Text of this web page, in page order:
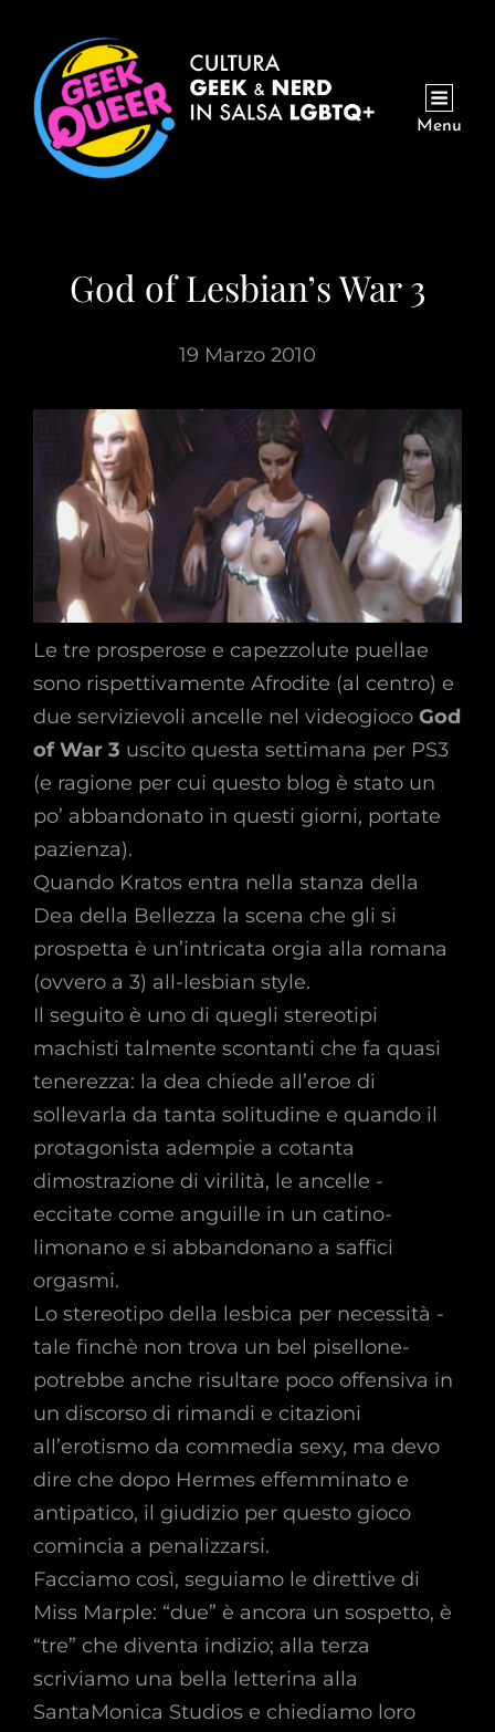
Menu
God of Lesbian’s War 3
19 Marzo 2010
Le tre prosperose e capezzolute puellae
sono rispettivamente Afrodite (al centro) e
due servizievoli ancelle nel videogioco God
of War 3 uscito questa settimana per PS3
(e ragione per cui questo blog è stato un
po’ abbandonato in questi giorni, portate
pazienza).
Quando Kratos entra nella stanza della
Dea della Bellezza la scena che gli si
prospetta è un’intricata orgia alla romana
(ovvero a 3) all-lesbian style.
Il seguito è uno di quegli stereotipi
machisti talmente scontanti che fa quasi
tenerezza: la dea chiede all’eroe di
sollevarla da tanta solitudine e quando il
protagonista adempie a cotanta
dimostrazione di virilità, le ancelle -
eccitate come anguille in un catino-
limonano e si abbandonano a saffici
orgasmi.
Lo stereotipo della lesbica per necessità -
tale finchè non trova un bel pisellone-
potrebbe anche risultare poco offensiva in
un discorso di rimandi e citazioni
all’erotismo da commedia sexy, ma devo
dire che dopo Hermes effemminato e
antipatico, il giudizio per questo gioco
comincia a penalizzarsi.
Facciamo così, seguiamo le direttive di
Miss Marple: “due” è ancora un sospetto, è
“tre” che diventa indizio; alla terza
scriviamo una bella letterina alla
SantaMonica Studios e chiediamo loro